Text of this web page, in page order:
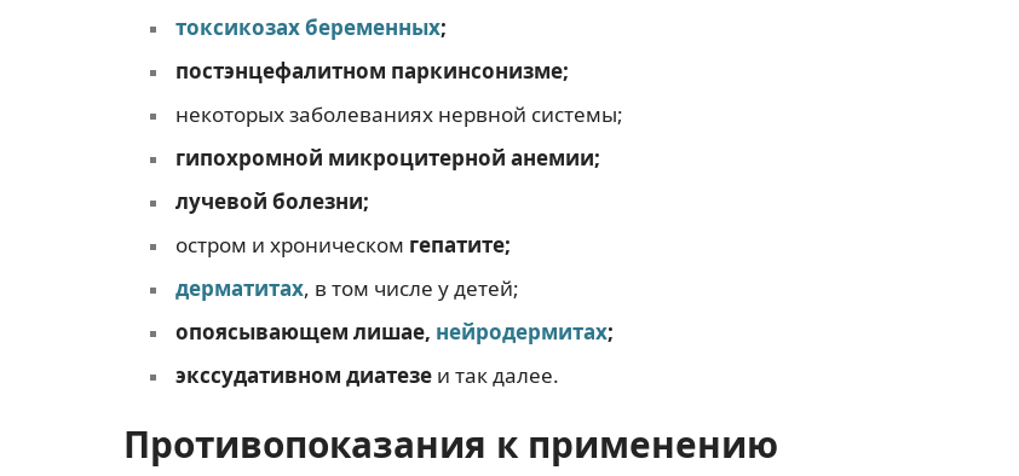
токсикозах беременных;
постэнцефалитном паркинсонизме;
некоторых заболеваниях нервной системы;
гипохромной микроцитерной анемии;
лучевой болезни;
остром и хроническом гепатите;
дерматитах, в том числе у детей;
опоясывающем лишае, нейродермитах;
экссудативном диатезеи так далее.
Противопоказания к применению